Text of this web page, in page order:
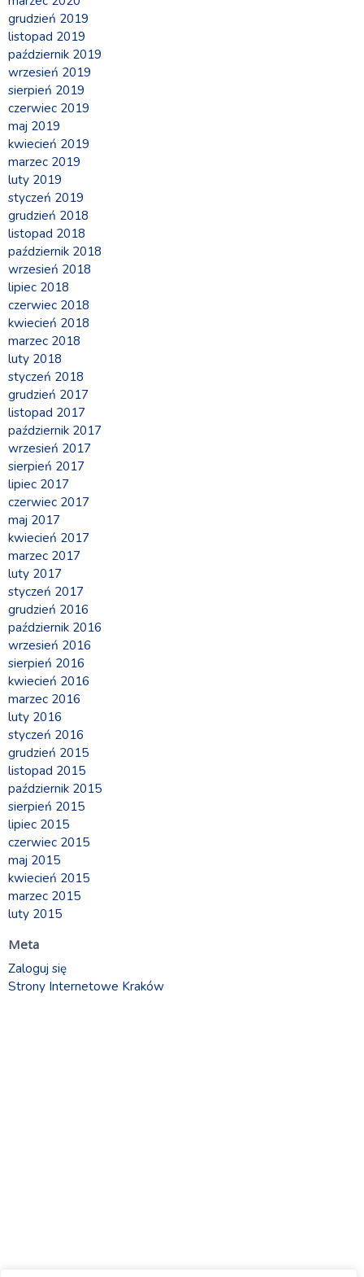
grudzień 2019
listopad 2019
październik 2019
wrzesień 2019
sierpień 2019
czerwiec 2019
maj 2019
kwiecień 2019
marzec 2019
luty 2019
styczeń 2019
grudzień 2018
listopad 2018
październik 2018
wrzesień 2018
lipiec 2018
czerwiec 2018
kwiecień 2018
marzec 2018
luty 2018
styczeń 2018
grudzień 2017
listopad 2017
październik 2017
wrzesień 2017
sierpień 2017
lipiec 2017
czerwiec 2017
maj 2017
kwiecień 2017
marzec 2017
luty 2017
styczeń 2017
grudzień 2016
październik 2016
wrzesień 2016
sierpień 2016
kwiecień 2016
marzec 2016
luty 2016
styczeń 2016
grudzień 2015
listopad 2015
październik 2015
sierpień 2015
lipiec 2015
czerwiec 2015
maj 2015
kwiecień 2015
marzec 2015
luty 2015
Meta
Zaloguj się
Strony Internetowe Kraków